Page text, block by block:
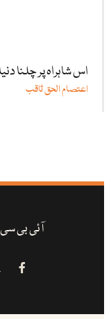
اس شاہراہ پر چلنا
اعتصام الحق ثاقب
آئی بی